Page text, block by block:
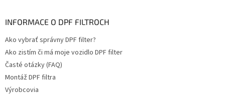
INFORMACE O DPF FILTROCH
Ako vybrať správny DPF filter?
Ako zistím či má moje vozidlo DPF filter
Časté otázky (FAQ)
Montáž DPF filtra
Výrobcovia